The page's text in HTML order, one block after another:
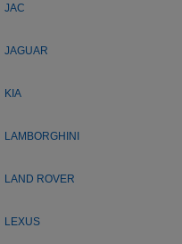
JAC
JAGUAR
KIA
LAMBORGHINI
LAND ROVER
LEXUS